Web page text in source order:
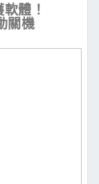
體！
關機